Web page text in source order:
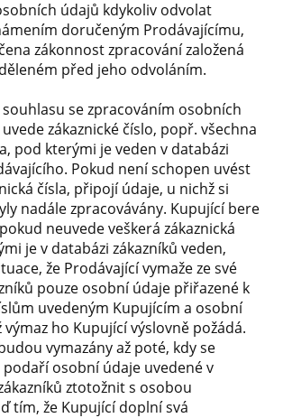
údajů kdykoliv odvolat
doručeným Prodávajícímu,
zákonnost zpracování založená
před jeho odvoláním.
se zpracováním osobních
zákaznické číslo, popř. všechna
pod kterými je veden v databázi
Pokud není schopen uvést
čísla, připojí údaje, u nichž si
nadále zpracovávány. Kupující bere
neuvede veškerá zákaznická
je v databázi zákazníků veden,
že Prodávající vymaže ze své
pouze osobní údaje přiřazené k
uvedeným Kupujícím a osobní
výmaz ho Kupující výslovně požádá.
vymazány až poté, kdy se
osobní údaje uvedené v
ztotožnit s osobou
tím, že Kupující doplní svá